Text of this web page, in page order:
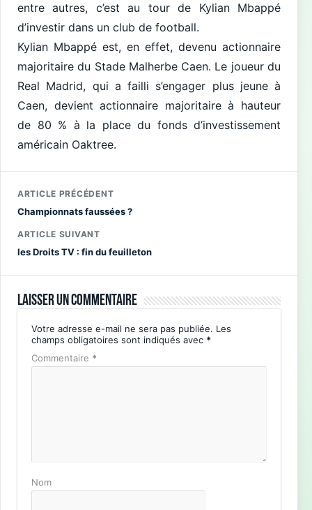
entre autres, c’est au tour de Kylian Mbappé
d’investir dans un club de football.
Kylian Mbappé est, en effet, devenu actionnaire
majoritaire du Stade Malherbe Caen. Le joueur du
Real Madrid, qui a failli s’engager plus jeune à
Caen, devient actionnaire majoritaire à hauteur
de 80 % à la place du fonds d’investissement
américain Oaktree.
ARTICLE PRÉCÉDENT
Championnats faussées ?
ARTICLE SUIVANT
les Droits TV : fin du feuilleton
Laisser un commentaire
Votre adresse e-mail ne sera pas publiée. Les
champs obligatoires sont indiqués avec *
Commentaire *
Nom